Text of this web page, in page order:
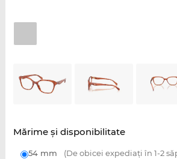
Mărime şi disponibilitate
54 mm (De obicei expediați în 1-2